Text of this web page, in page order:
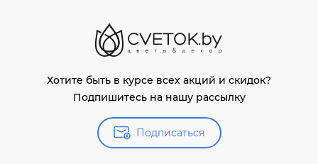
Хотите быть в курсе всех акций и скидок?
Подпишитесь на нашу рассылку
Подписаться